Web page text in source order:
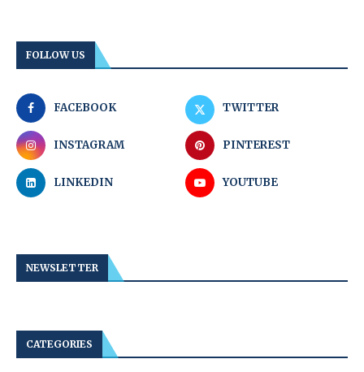
FOLLOW US
FACEBOOK TWITTER
INSTAGRAM PINTEREST
LINKEDIN YOUTUBE
NEWSLETTER
CATEGORIES